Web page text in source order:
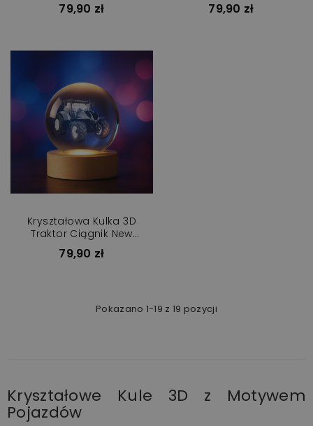
79,90 zł 79,90 zł
Kryształowa Kulka 3D
Traktor Ciągnik New
Holland
79,90 zł
Pokazano 1-19 z 19 pozycji
Kryształowe Kule 3D z Motywem
Pojazdów